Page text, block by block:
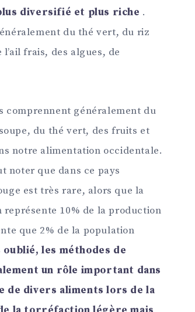
diversifié et plus riche .
du thé vert, du riz
frais, des algues, de
comprennent généralement du
du thé vert, des fruits et
notre alimentation occidentale.
noter que dans ce pays
est très rare, alors que la
représente 10% de la production
que 2% de la population
oublié, les méthodes de
un rôle important dans
de divers aliments lors de la